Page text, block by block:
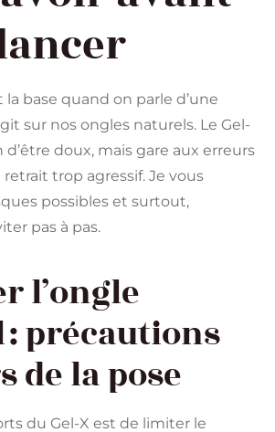
la base quand on parle d’une
sur nos ongles naturels. Le Gel-
doux, mais gare aux erreurs
trop agressif. Je vous
possibles et surtout,
pas à pas.
l’ongle
précautions
de la pose
du Gel-X est de limiter le